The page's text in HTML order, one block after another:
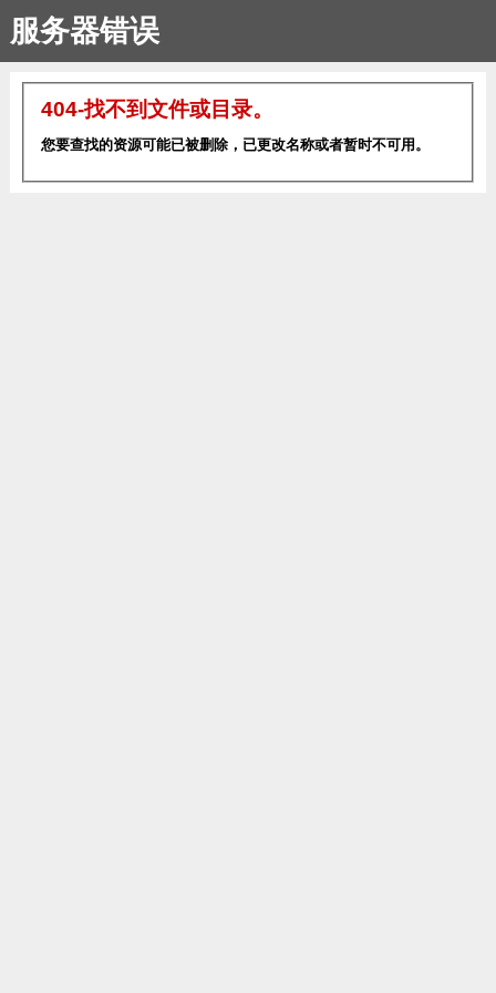
服务器错误
404-找不到文件或目录。
您要查找的资源可能已被删除，已更改名称或者暂时不可用。